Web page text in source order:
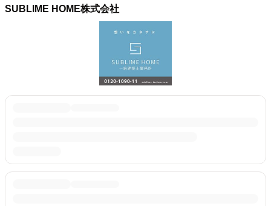
SUBLIME HOME株式会社